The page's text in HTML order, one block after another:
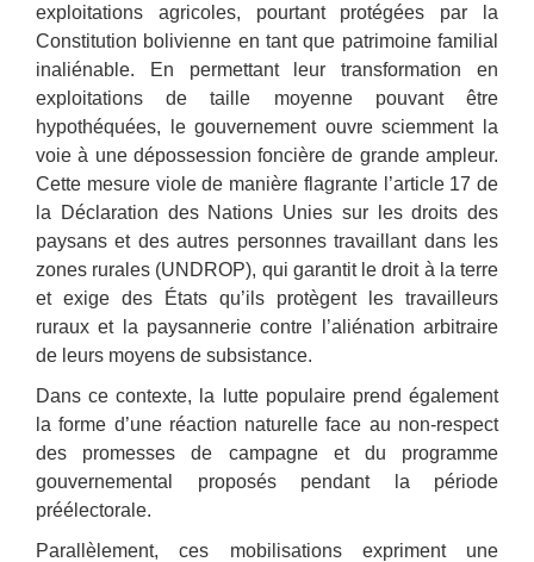
exploitations agricoles, pourtant protégées par la
Constitution bolivienne en tant que patrimoine familial
inaliénable. En permettant leur transformation en
exploitations de taille moyenne pouvant être
hypothéquées, le gouvernement ouvre sciemment la
voie à une dépossession foncière de grande ampleur.
Cette mesure viole de manière flagrante l’article 17 de
la Déclaration des Nations Unies sur les droits des
paysans et des autres personnes travaillant dans les
zones rurales (UNDROP), qui garantit le droit à la terre
et exige des États qu’ils protègent les travailleurs
ruraux et la paysannerie contre l’aliénation arbitraire
de leurs moyens de subsistance.
Dans ce contexte, la lutte populaire prend également
la forme d’une réaction naturelle face au non-respect
des promesses de campagne et du programme
gouvernemental proposés pendant la période
préélectorale.
Parallèlement, ces mobilisations expriment une